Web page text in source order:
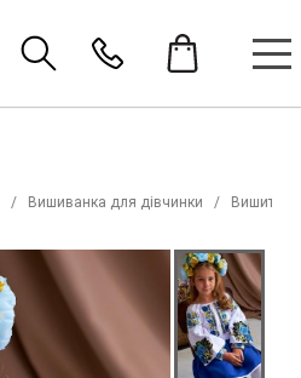
Вишиванка для дівчинки Вишиті